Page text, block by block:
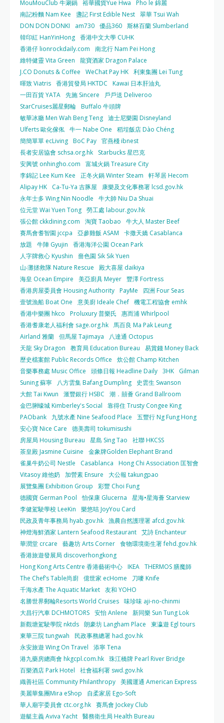
MouMouClub 牛涮鍋 裕華國貨Yue Hwa
Pho le 錦麗
南記粉麵 Nam Kee
盞記 First Edible Nest 翠華 Tsui Wah
DON DON DONKI
am730 優品360 斯林百蘭 Slumberland
韓印紅 HanYinHong 香港中文大學 CUHK
香港仔 lionrockdaily.com
南北行 Nam Pei Hong
維特健靈 Vita Green
龍寶酒家 Dragon Palace
J.CO Donuts & Coffee
WeChat Pay HK 利東集團 Lei Tung
暉致 Viatris 香港貿發局 HKTDC
Kawai 日本肝油丸
一田百貨 YATA 先施 Sincere
戶戶送 Deliveroo
StarCruises麗星郵輪 Buffalo 牛頭牌
敏華冰廳 Men Wah Beng Teng 迪士尼樂園 Disneyland
Ulferts 歐化傢俬 牛一 Nabe One
稻埕飯店 Dào Chéng
簡簡單單 ecLiving BoC Pay 官燕棧 ibnest
長者安居協會 schsa.org.hk
Starbucks 星巴克
安興號 onhingho.com
富城火鍋 Treasure City
李錦記 Lee Kum Kee
正冬火鍋 Winter Steam
軒琴居 Hecom
Alipay HK
Ca-Tu-Ya 吉豚屋
康樂及文化事務署 lcsd.gov.hk
永年士多 Wing Nin Noodle
牛大帥 Niu Da Shuai
位元堂 Wai Yuen Tong 勞工處 labour.gov.hk
張公館 ckkdining.com
淘寶 Taobao
牛大人 Master Beef
賽馬會耆智園 jccpa
亞參雞飯 ASAM
卡撒天嬌 Casablanca
放題
牛陣 Gyujin
香港海洋公園 Ocean Park
人字牌救心 Kyushin
嗇色園 Sik Sik Yuen
山‧灘拯救隊 Nature Rescue
殿大喜屋 daikiya
海皇 Ocean Empire
美亞廚具 Meyer 豐澤 Fortress
香港房屋委員會 Housing Authority PayMe
四洲 Four Seas
壹號漁船 Boat One
意美廚 Ideale Chef 機電工程協會 emhk
香港中樂團 hkco
Proluxury 普樂氏
惠而浦 Whirlpool
香港耆康老人福利會 sage.org.hk 馬百良 Ma Pak Leung
Airland 雅蘭 但馬屋 Tajimaya
八達通 Octopus
天龍 Sky Dragon
教育局 Education Bureau
易賞錢 Money Back
歷史檔案館 Public Records Office
炊公館 Champ Kitchen
音樂事務處 Music Office
頭條日報 Headline Daily 3HK
Gilman
Suning 蘇寧
八方雲集 Bafang Dumpling
史雲生 Swanson
大館 Tai Kwun
滙豐銀行 HSBC
潮．囍薈 Grand Ballroom
金巴脷蠔城 Kimberley's Social
靠得住 Trusty Congee King
PAObank
九號水產 Nine Seafood Place
五豐行 Ng Fung Hong
安心寶 Nice Care
德美壽司 tokumisushi
房屋局 Housing Bureau
星島 Sing Tao
社聯 HKCSS
茶皇殿 Jasmine Cuisine
金象牌Golden Elephant Brand
雀巢牛奶公司 Nestle
Casablanca
Hong Chi Association 匡智會
Vitasoy 維他奶
加營素 Ensure
大公報 takungpao
展覽集團 Exhibition Group
彩豐 Choi Fung
德國寶 German Pool
怡保康 Glucerna
星海•星海薈 Starview
李健駕駛學校 LeeKin
樂悠咭 JoyYou Card
民政及青年事務局 hyab.gov.hk 漁農自然護理署 afcd.gov.hk
神燈海鮮酒家 Lantern Seafood Restaurant 艾詩 Enchanteur
華潤堂 crcare
藝趣坊 Arts Corner 食物環境衛生署 fehd.gov.hk
香港旅遊發展局 discoverhongkong
Hong Kong Arts Centre 香港藝術中心 IKEA THERMOS 膳魔師
The Chef’s Table尚廚 億世家 ecHome
刀嘜 Knife
千海水產 The Aquatic Market 友和 YOHO
名勝世界郵輪Resorts World Cruises 味珍味 aji-no-chinmi
大昌行汽車 DCHMOTORS 安怡 Anlene
新同樂 Sun Tung Lok
新觀塘駕駛學院 nktds 朗豪坊 Langham Place
東瀛遊 Egl tours
東華三院 tungwah
民政事務總署 had.gov.hk
永安旅遊 Wing On Travel
添寧 Tena
港九藥房總商會 hkgcpl.com.hk 珠江橋牌 Pearl River Bridge
百樂酒店 Park Hotel
社會福利署 swd.gov.hk
織善社區 Community Philanthropy 美國運通 American Express
美麗華集團Mira eShop
自柔家居 Ego-Soft
華人廟宇委員會 ctc.org.hk 賽馬會 Jockey Club
遊艇主義 Aviva Yacht 醫務衛生局 Health Bureau